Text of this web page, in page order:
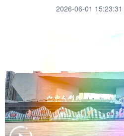
访谈 视频
法律 中央文件
食品 人居
2026-06-01 15:23:31